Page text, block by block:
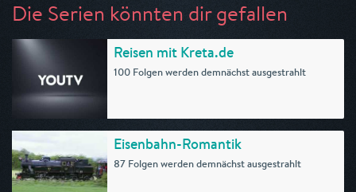
Die Serien könnten dir gefallen
Reisen mit Kreta.de
100 Folgen werden demnächst ausgestrahlt
Eisenbahn-Romantik
87 Folgen werden demnächst ausgestrahlt